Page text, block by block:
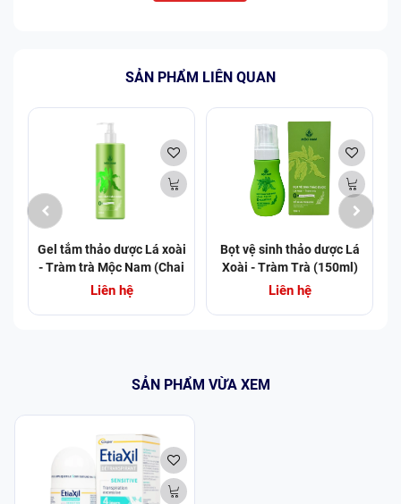
SẢN PHẨM LIÊN QUAN
Gel tắm thảo dược Lá xoài
- Tràm trà Mộc Nam (Chai
425ml) (Chai)
Liên hệ
Bọt vệ sinh thảo dược Lá
Xoài - Tràm Trà (150ml)
Liên hệ
SẢN PHẨM VỪA XEM